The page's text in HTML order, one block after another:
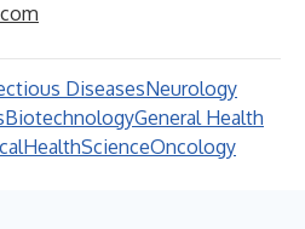
DiseasesNeurology
BiotechnologyGeneral Health
HealthScienceOncology